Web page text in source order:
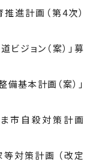
進計画（第4次）
ビジョン（案）」募
備基本計画（案）」
ま市自殺対策計画
等対策計画 （改定